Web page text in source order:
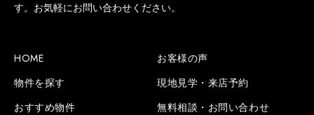
す。お気軽にお問い合わせください。
HOME
物件を探す
おすすめ物件
お客様の声
現地見学・来店予約
無料相談・お問い合わせ